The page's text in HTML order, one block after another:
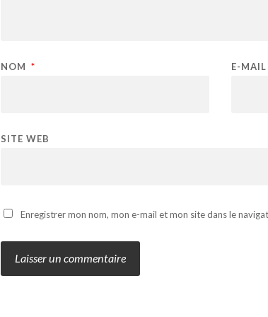
NOM * E-MAIL
SITE WEB
Enregistrer mon nom, mon e-mail et mon site dans le